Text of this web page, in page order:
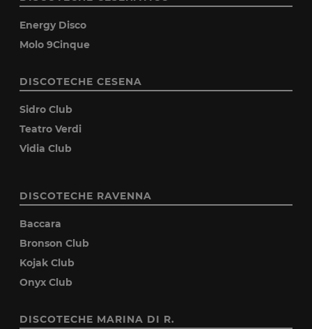
Energy Disco
Molo 9Cinque
DISCOTECHE CESENA
Sidro Club
Teatro Verdi
Vidia Club
DISCOTECHE RAVENNA
Baccara
Bronson Club
Kojak Club
Onyx Club
DISCOTECHE MARINA DI R.